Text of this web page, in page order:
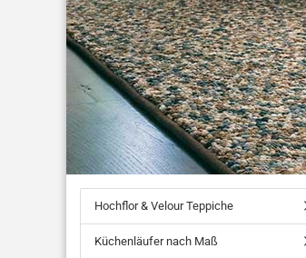
Hochflor & Velour Teppiche
Küchenläufer nach Maß